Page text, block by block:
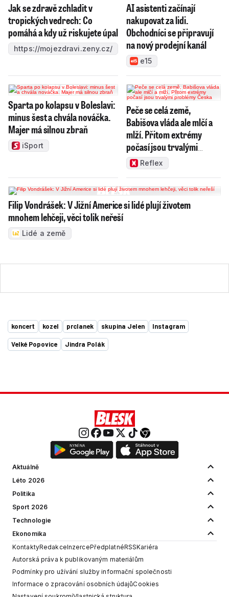
Jak se zdravě zchladit v
tropických vedrech: Co
pomáhá a kdy už riskujete úpal
https://mojezdravi.zeny.cz/
AI asistenti začínají
nakupovat za lidi.
Obchodníci se připravují
na nový prodejní kanál
e15
Sparta po kolapsu v Boleslavi:
minus šest a chvála nováčka.
Majer má silnou zbraň
iSport
Peče se celá země,
Babišova vláda ale mlčí a
mlží. Přitom extrémy
počasí jsou trvalými
problémy Česka
Reflex
Filip Vondrášek: V Jižní Americe si lidé plují životem
mnohem lehčeji, věci tolik neřeší
Lidé a země
koncert kozel prclanek skupina Jelen Instagram
Velké Popovice Jindra Polák
Aktuálně
Léto 2026
Politika
Sport 2026
Technologie
Ekonomika
KontaktyRedakceInzercePředplatnéRSSKariéra
Autorská práva k publikovaným materiálům
Podmínky pro užívání služby informační společnosti
Informace o zpracování osobních údajůCookies